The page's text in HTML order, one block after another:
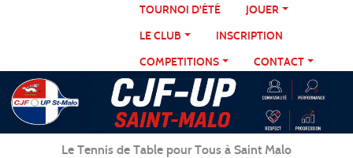
TOURNOI D'ÉTÉ
JOUER
LE CLUB
INSCRIPTION
COMPETITIONS
CONTACT
Le Tennis de Table pour Tous à Saint Malo
Panneau de gestion des cookies